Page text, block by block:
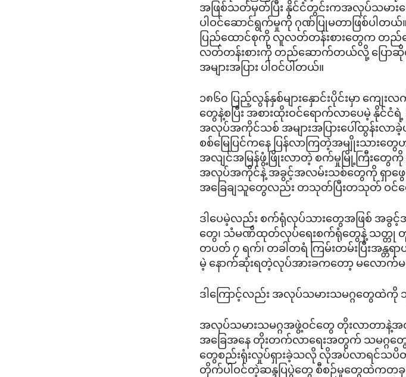
အဖြစ်သတ်မှတ်ပြီး နိုင်ငံတွင်းကအလုပ်သမား
ပါဝင်ဆောင်ရွက်မှုကို ဂုဏ်ပြုမတာဖြစ်ပါတယ်
ပြည်ထောင်စုကို လူလတ်တန်းစားတွေက တည်
လတ်တန်းစားကို တည်ဆောက်တယ်လို့ ပြောဆိုထ
အများအပြား ပါဝင်ပါတယ်။
၁၈၆၀ ပြည့်လွန်နှစ်များနှောင်းပိုင်းမှာ က
တွေနဲ့စပြီး အစားထိုးဝင်ရောက်လာပေမဲ့ နိုင်
အလုပ်အကိုင်သစ် အများအပြားပေါ်ထွန်းလာခဲ့
စစ်မြေပြင်ကနေ ပြန်လာကြတဲ့အမျိုးသား
အလျင်အမြန်ဖွံ့ဖြိုးလာတဲ့ စက်မှုမြို့ကြီးတွေကို
အလုပ်အကိုင်နဲ့ အခွင့်အလမ်းသစ်တွေကို ရှာဖွေ
အခြေချသူတွေလည်း တသုတ်ပြီးတသုတ် ဝင်ရ
ဒါပေမဲ့လည်း စက်ရုံလုပ်သားတွေအဖြစ် အခွင့်
တွေ၊ သံမဏိထုတ်လုပ်ရေးစက်ရုံတွေနဲ့ သတ္တု တူး
တပတ် ၇ ရက်၊ တခါတရံ ကြမ်းတမ်းပြီးအန္တ
မဲ့ နောက်ဆုံးရတဲ့လုပ်အားခကတော့ မလောက်မင
ဒါကြောင့်လည်း အလုပ်သမားသမဂ္ဂတွေထဲကို
အလုပ်သမားသမဂ္ဂအဖွဲ့ဝင်တွေ တိုးလာတာနဲ့အ
အခြေအနေ တိုးတက်လာရေးအတွက် သမဂ္ဂတွ
တွေစည်းရုံးလှုပ်ရှားခဲ့သလို လိုအပ်လာရင်သပိ
တိုက်ပါဝင်တဲ့ဆန္ဒပြပွဲတွေ စီစဉ်မှုတွေထဲကတ